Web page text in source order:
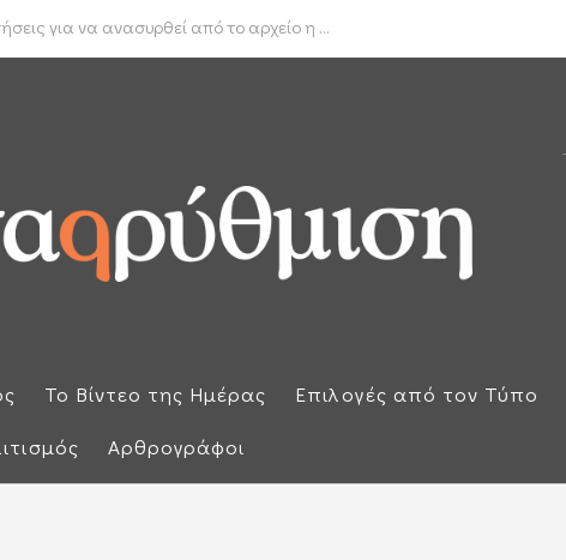
για να ανασυρθεί από το αρχείο η ...
εισόδημα των νοικοκυριών
Το Βίντεο της Ημέρας Επιλογές από τον Τύπο
Αρθρογράφοι